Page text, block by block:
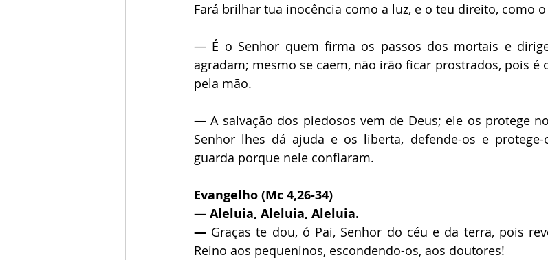
Fará brilhar tua inocência como a luz, e o teu direito, como
— É o Senhor quem firma os passos dos mortais e
agradam; mesmo se caem, não irão ficar prostrados, pois é
pela mão.
— A salvação dos piedosos vem de Deus; ele os protege
Senhor lhes dá ajuda e os liberta, defende-os e
guarda porque nele confiaram.
Evangelho (Mc 4,26-34)
— Aleluia, Aleluia, Aleluia.
— Graças te dou, ó Pai, Senhor do céu e da terra, pois
Reino aos pequeninos, escondendo-os, aos doutores!